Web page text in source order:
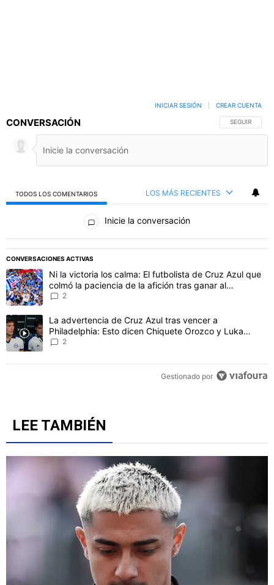
CONVERSACIÓN SIGA ESTA
SEGUIR
INICIAR SESIÓN CREAR CUENTA
TODOS LOS COMENTARIOS LOS MÁS RECIENTES
Todos los comentarios
Inicie la conversación
CONVERSACIONES ACTIVAS
Este listado muestra los artículos con más comentarios en los
Un artículo de tendencia con el título "Ni la victoria los calma: El
Ni la victoria los calma: El futbolista de Cruz Azul que
colmó la paciencia de la afición tras ganar al
Un artículo de tendencia con el título "La advertencia de Cruz
La advertencia de Cruz Azul tras vencer a
LEE TAMBIÉN